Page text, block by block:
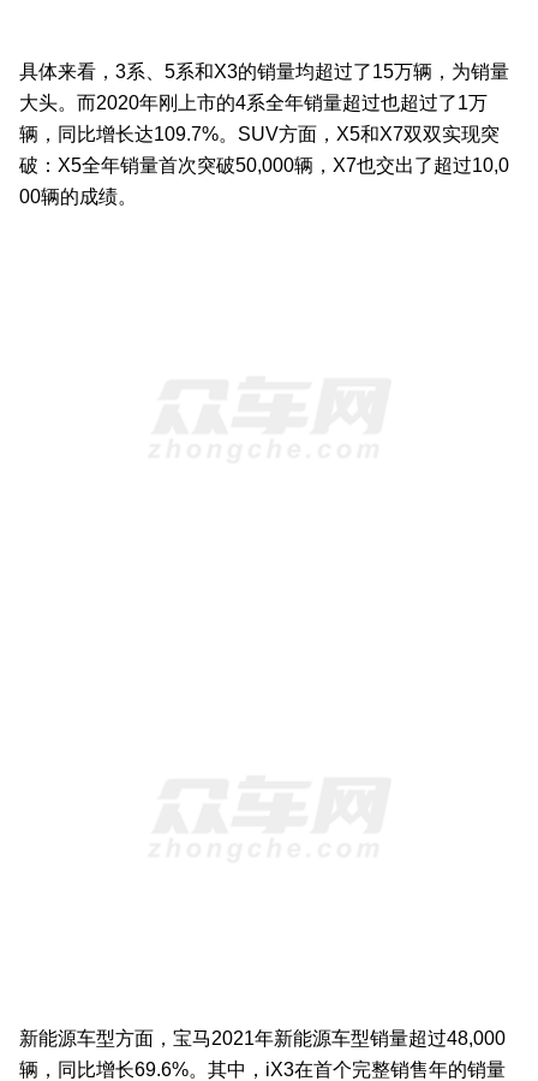
具体来看，3系、5系和X3的销量均超过了15万辆，为销量
大头。而2020年刚上市的4系全年销量超过也超过了1万
辆，同比增长达109.7%。SUV方面，X5和X7双双实现突
破：X5全年销量首次突破50,000辆，X7也交出了超过10,0
00辆的成绩。
新能源车型方面，宝马2021年新能源车型销量超过48,000
辆，同比增长69.6%。其中，iX3在首个完整销售年的销量